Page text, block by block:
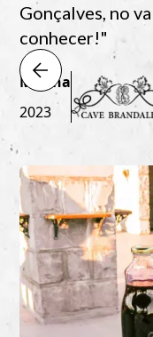
Gonçalves, no
conhecer!"
Marina
2023